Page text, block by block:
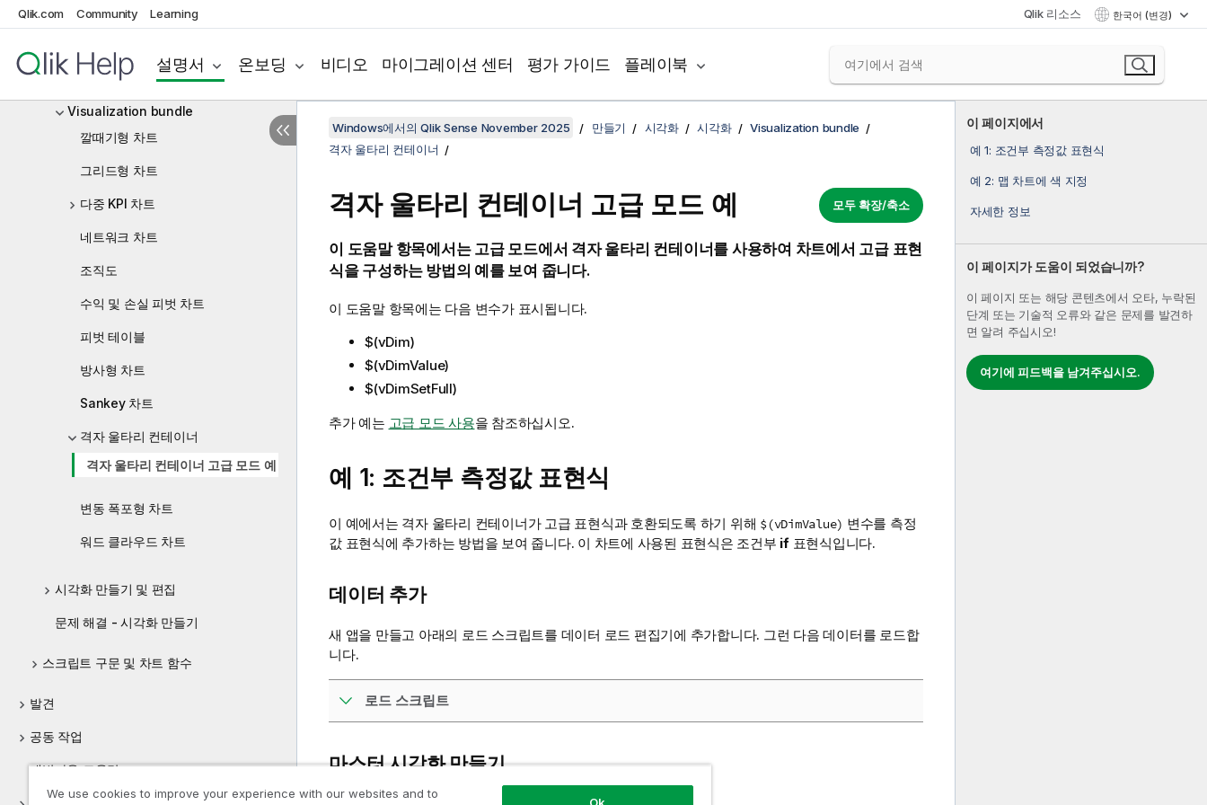
Qlik.com Community Learning Qlik 리소스 한국어 (변경)
설명서 온보딩 비디오 마이그레이션 센터 평가 가이드 플레이북
사용자 지정 도구 설명 만들기
Dashboard bundle
Visualization bundle
깔때기형 차트
그리드형 차트
다중 KPI 차트
네트워크 차트
조직도
수익 및 손실 피벗 차트
피벗 테이블
방사형 차트
Sankey 차트
격자 울타리 컨테이너
격자 울타리 컨테이너 고급 모드 예
변동 폭포형 차트
워드 클라우드 차트
시각화 만들기 및 편집
문제 해결 - 시각화 만들기
스크립트 구문 및 차트 함수
발견
공동 작업
개발자용 도움말
이 페이지에서
예 1: 조건부 측정값 표현식
예 2: 맵 차트에 색 지정
자세한 정보
이 페이지가 도움이 되었습니까?
이 페이지 또는 해당 콘텐츠에서 오타, 누락된
단계 또는 기술적 오류와 같은 문제를 발견하
면 알려 주십시오!
여기에 피드백을 남겨주십시오.
Windows에서의 Qlik Sense November 2025 만들기 시각화 시각화
Visualization bundle
격자 울타리 컨테이너
모두 확장/축소
격자 울타리 컨테이너 고급 모드 예
이 도움말 항목에서는 고급 모드에서 격자 울타리 컨테이너를 사용하여 차트에서 고급 표현
식을 구성하는 방법의 예를 보여 줍니다.
이 도움말 항목에는 다음 변수가 표시됩니다.
$(vDim)
$(vDimValue)
$(vDimSetFull)
추가 예는 고급 모드 사용을 참조하십시오.
예 1: 조건부 측정값 표현식
이 예에서는 격자 울타리 컨테이너가 고급 표현식과 호환되도록 하기 위해 $(vDimValue) 변수를 측정
값 표현식에 추가하는 방법을 보여 줍니다. 이 차트에 사용된 표현식은 조건부 if표현식입니다.
데이터 추가
새 앱을 만들고 아래의 로드 스크립트를 데이터 로드 편집기에 추가합니다. 그런 다음 데이터를 로드합
니다.
로드 스크립트
마스터 시각화 만들기
We use cookies to improve your experience with our websites and to